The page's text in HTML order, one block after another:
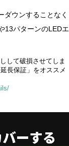
ダウンすることなく
13パターンのLEDエ
して破損させてしま
長保証」をオススメ